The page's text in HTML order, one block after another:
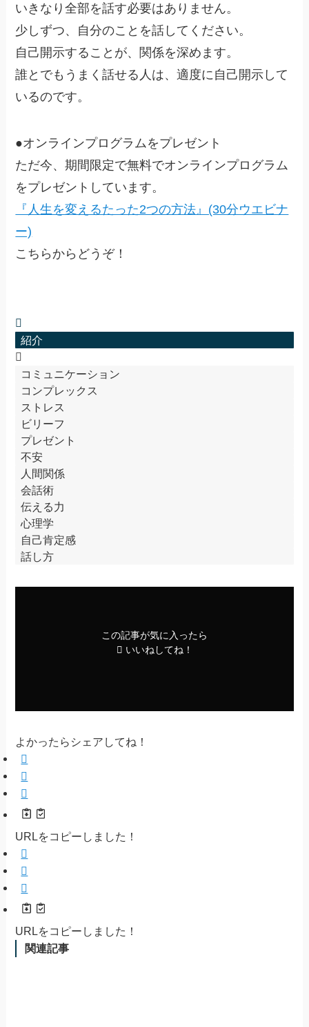
いきなり全部を話す必要はありません。
少しずつ、自分のことを話してください。
自己開示することが、関係を深めます。
誰とでもうまく話せる人は、適度に自己開示して
いるのです。
●オンラインプログラムをプレゼント
ただ今、期間限定で無料でオンラインプログラム
をプレゼントしています。
『人生を変えるたった2つの方法』(30分ウエビナ
ー)
こちらからどうぞ！
紹介
コミュニケーション
コンプレックス
ストレス
ビリーフ
プレゼント
不安
人間関係
会話術
伝える力
心理学
自己肯定感
話し方
この記事が気に入ったら
いいねしてね！
よかったらシェアしてね！
URLをコピーしました！
URLをコピーしました！
関連記事